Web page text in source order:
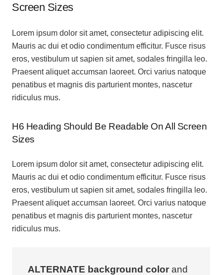
Screen Sizes
Lorem ipsum dolor sit amet, consectetur adipiscing elit.
Mauris ac dui et odio condimentum efficitur. Fusce risus
eros, vestibulum ut sapien sit amet, sodales fringilla leo.
Praesent aliquet accumsan laoreet. Orci varius natoque
penatibus et magnis dis parturient montes, nascetur
ridiculus mus.
H6 Heading Should Be Readable On All Screen
Sizes
Lorem ipsum dolor sit amet, consectetur adipiscing elit.
Mauris ac dui et odio condimentum efficitur. Fusce risus
eros, vestibulum ut sapien sit amet, sodales fringilla leo.
Praesent aliquet accumsan laoreet. Orci varius natoque
penatibus et magnis dis parturient montes, nascetur
ridiculus mus.
ALTERNATE background color and